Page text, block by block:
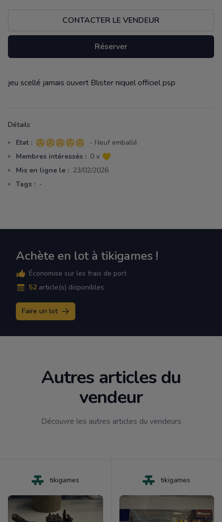
CONTACTER LE VENDEUR
Réserver
Description
jeu scellé jamais ouvert Blister niquel officiel psp
Détails
Etat : 5 sur 5 étoiles
- Neuf emballé
Membres intéressés : 0 x
Mis en ligne le : 23/02/2026
Tags : -
Achète en lot à tikigames !
Économise sur les frais de port
52 article(s) disponibles
Faire un lot
Autres articles du
vendeur
Découvre les autres articles du vendeurs
tikigames tikigames